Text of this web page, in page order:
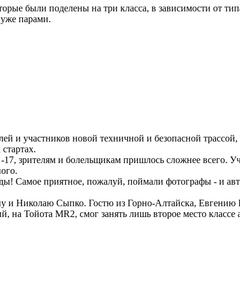
были поделены на три класса, в зависимости от
парами.
и участников новой техничной и безопасной
зрителям и болельщикам пришлось сложнее всего.
Самое приятное, пожалуй, поймали фотографы - и
и Николаю Сыпко. Гостю из Горно-Алтайска,
Тойота MR2, смог занять лишь второе место классе